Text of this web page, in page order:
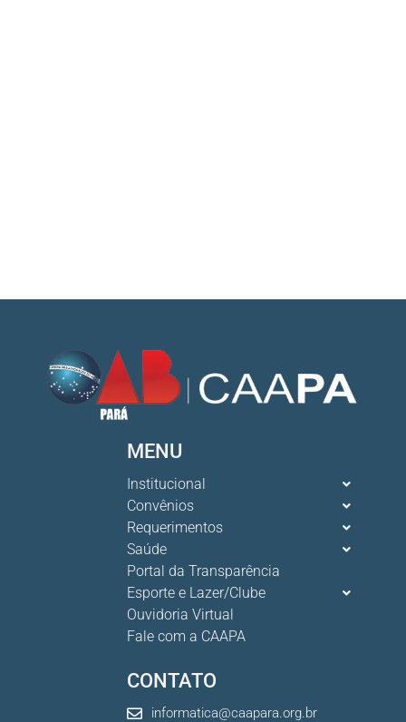
MENU
Institucional
Convênios
Requerimentos
Saúde
Portal da Transparência
Esporte e Lazer/Clube
Ouvidoria Virtual
Fale com a CAAPA
CONTATO
informatica@caapara.org.br